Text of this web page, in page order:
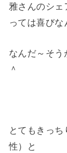
雅さんのシェ
っては喜びな
なんだ～そう
＾
とてもきっ
性）と